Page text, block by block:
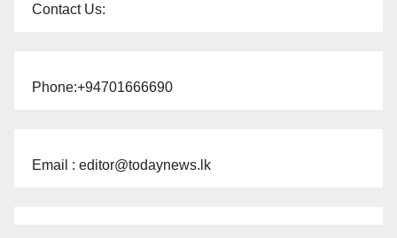
Contact Us:
Phone:+94701666690
Email : editor@todaynews.lk